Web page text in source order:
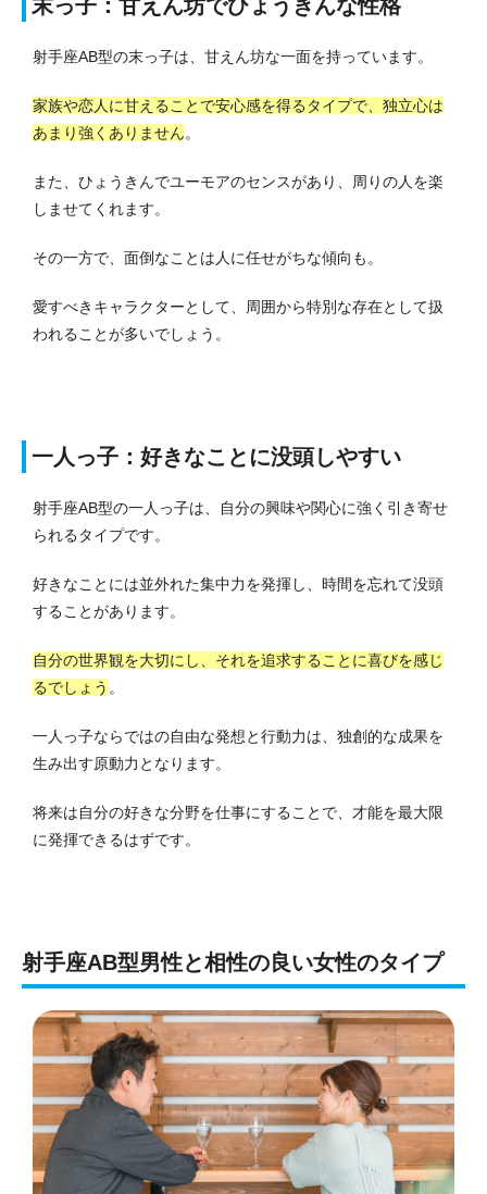
末っ子：甘えん坊でひょうきんな性格
射手座AB型の末っ子は、甘えん坊な一面を持っています。
家族や恋人に甘えることで安心感を得るタイプで、独立心は
あまり強くありません。
また、ひょうきんでユーモアのセンスがあり、周りの人を楽
しませてくれます。
その一方で、面倒なことは人に任せがちな傾向も。
愛すべきキャラクターとして、周囲から特別な存在として扱
われることが多いでしょう。
一人っ子：好きなことに没頭しやすい
射手座AB型の一人っ子は、自分の興味や関心に強く引き寄せ
られるタイプです。
好きなことには並外れた集中力を発揮し、時間を忘れて没頭
することがあります。
自分の世界観を大切にし、それを追求することに喜びを感じ
るでしょう 。
一人っ子ならではの自由な発想と行動力は、独創的な成果を
生み出す原動力となります。
将来は自分の好きな分野を仕事にすることで、才能を最大限
に発揮できるはずです。
射手座AB型男性と相性の良い女性のタイプ